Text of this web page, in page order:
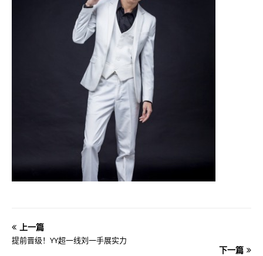
上一篇
提前晋级！YY超一线刘一手展实力
下一篇